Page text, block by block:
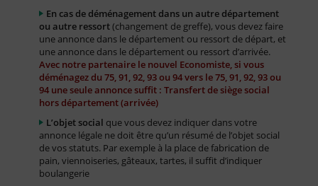
En cas de déménagement dans un autre département
ou autre ressort(changement de greffe), vous devez faire
une annonce dans le département ou ressort de départ, et
une annonce dans le département ou ressort d’arrivée.
Avec notre partenaire le nouvel Economiste, si vous
déménagez du 75, 91, 92, 93 ou 94 vers le 75, 91, 92, 93 ou
94 une seule annonce suffit : Transfert de siège social
hors département (arrivée)
L’objet social que vous devez indiquer dans votre
annonce légale ne doit être qu’un résumé de l’objet social
de vos statuts. Par exemple à la place de fabrication de
pain, viennoiseries, gâteaux, tartes, il suffit d’indiquer
boulangerie